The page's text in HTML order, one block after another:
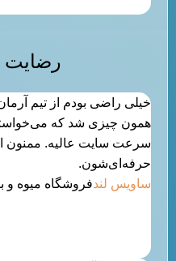
رضایت
خیلی راضی بودم از تیم
همون چیزی شد که
سرعت سایت عالیه. ممنون
حرفه‌ای‌شون.
ساویس لندفروشگاه میوه